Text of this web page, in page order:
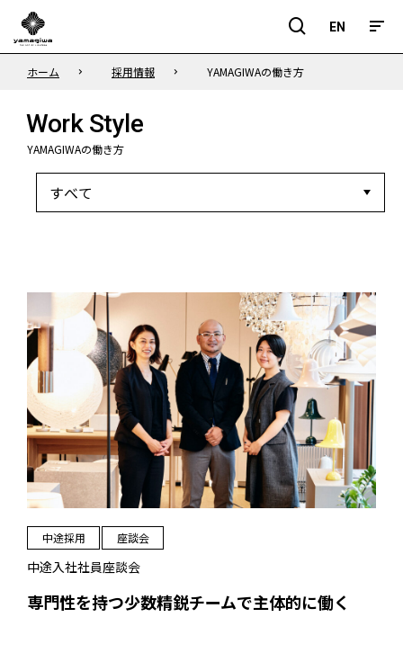
EN
EN
ホーム 採用情報 YAMAGIWAの働き方
Work Style
YAMAGIWAの働き方
カ
ゴ
中途採用 座談会
中途入社社員座談会
専門性を持つ少数精鋭チームで主体的に働く